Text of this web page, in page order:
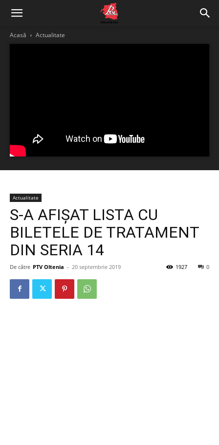
Acasă Actualitate
Actualitate
S-A AFIȘAT LISTA CU
BILETELE DE TRATAMENT
DIN SERIA 14
De către PTV Oltenia - 20 septembrie 2019 0
1927